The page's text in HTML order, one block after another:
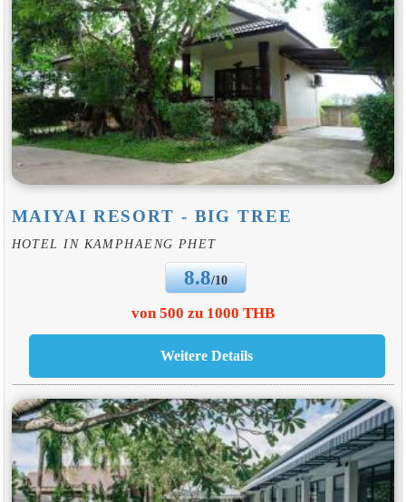
MAIYAI RESORT - BIG TREE
HOTEL IN KAMPHAENG PHET
8.8/10
von 500 zu 1000 THB